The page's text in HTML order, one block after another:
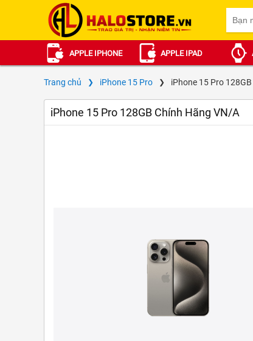
APPLE IPHONE APPLE IPAD
Trang chủ iPhone 15 Pro iPhone 15 Pro
iPhone 15 Pro 128GB Chính Hãng VN/A